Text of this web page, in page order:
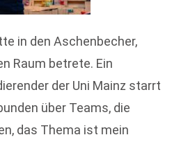
in den Aschenbecher,
Raum betrete. Ein
der Uni Mainz starrt
über Teams, die
das Thema ist mein